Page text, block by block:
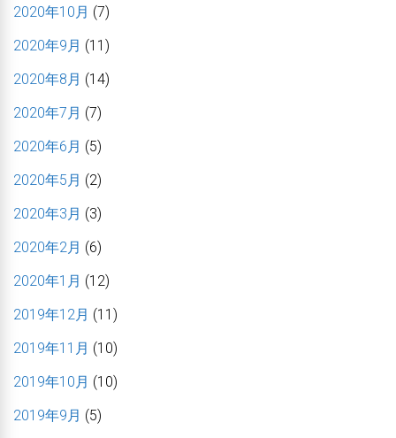
2020年10月 (7)
2020年9月 (11)
2020年8月 (14)
2020年7月 (7)
2020年6月 (5)
2020年5月 (2)
2020年3月 (3)
2020年2月 (6)
2020年1月 (12)
2019年12月 (11)
2019年11月 (10)
2019年10月 (10)
2019年9月 (5)